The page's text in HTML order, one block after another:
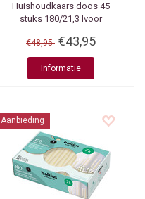
Huishoudkaars doos 45
stuks 180/21,3 Ivoor
€48,95 €43,95
Informatie
Aanbieding